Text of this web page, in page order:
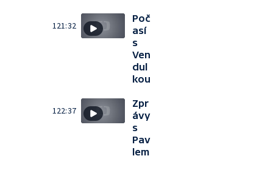
121:32
Poč
así
s
Ven
dul
kou
122:37
Zpr
ávy
s
Pav
lem